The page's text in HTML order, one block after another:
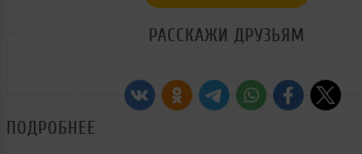
РАССКАЖИ ДРУЗЬЯМ
ПОДРОБНЕЕ